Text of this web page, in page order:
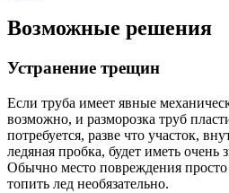
Возможные решения
Устранение трещин
Если труба имеет явные
возможно, и разморозка труб
потребуется, разве что участок,
ледяная пробка, будет иметь очень
Обычно место повреждения просто
топить лед необязательно.